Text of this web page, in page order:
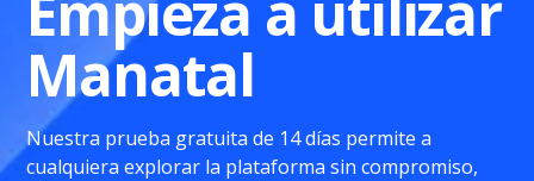
Manatal
Nuestra prueba gratuita de 14 días permite a
cualquiera explorar la plataforma sin compromiso,